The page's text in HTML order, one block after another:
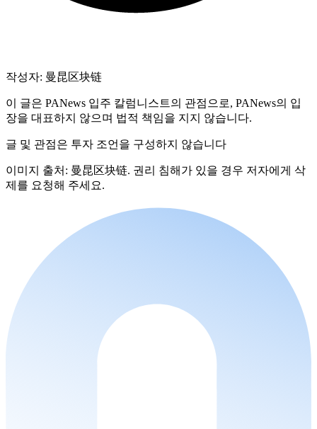
작성자: 曼昆区块链
이 글은 PANews 입주 칼럼니스트의 관점으로, PANews의 입
장을 대표하지 않으며 법적 책임을 지지 않습니다.
글 및 관점은 투자 조언을 구성하지 않습니다
이미지 출처: 曼昆区块链. 권리 침해가 있을 경우 저자에게 삭
제를 요청해 주세요.